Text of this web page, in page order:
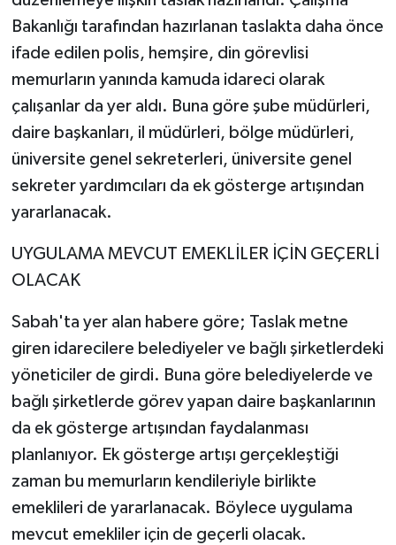
Bakanlığı tarafından hazırlanan taslakta daha önce
ifade edilen polis, hemşire, din görevlisi
memurların yanında kamuda idareci olarak
çalışanlar da yer aldı. Buna göre şube müdürleri,
daire başkanları, il müdürleri, bölge müdürleri,
üniversite genel sekreterleri, üniversite genel
sekreter yardımcıları da ek gösterge artışından
yararlanacak.
UYGULAMA MEVCUT EMEKLİLER İÇİN GEÇERLİ
OLACAK
Sabah'ta yer alan habere göre; Taslak metne
giren idarecilere belediyeler ve bağlı şirketlerdeki
yöneticiler de girdi. Buna göre belediyelerde ve
bağlı şirketlerde görev yapan daire başkanlarının
da ek gösterge artışından faydalanması
planlanıyor. Ek gösterge artışı gerçekleştiği
zaman bu memurların kendileriyle birlikte
emeklileri de yararlanacak. Böylece uygulama
mevcut emekliler için de geçerli olacak.